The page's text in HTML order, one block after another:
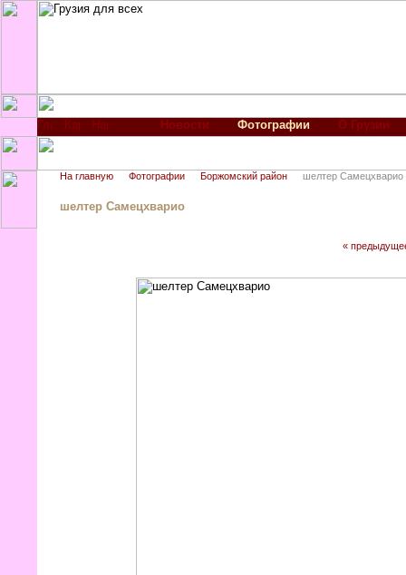
Новости Фотографии О Грузии
На главную Фотографии Боржомский район шелтер Самецхварио
шелтер Самецхварио
«